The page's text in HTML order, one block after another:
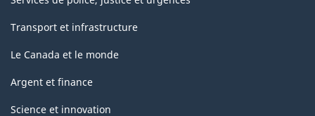
Transport et infrastructure
Le Canada et le monde
Argent et finance
Science et innovation